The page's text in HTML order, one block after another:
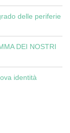
delle periferie
DEI NOSTRI
identità